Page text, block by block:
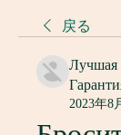
戻る
Лучшая
2023年8